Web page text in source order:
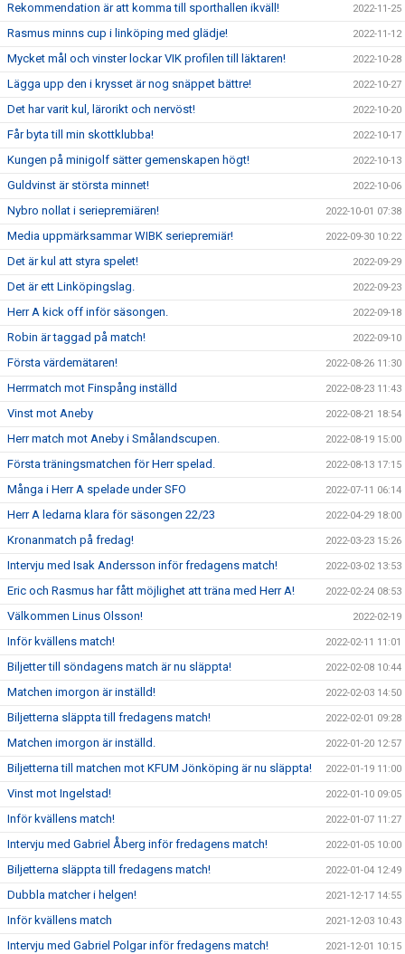
Rekommendation är att komma till sporthallen ikväll! 2022-11-25
Rasmus minns cup i linköping med glädje! 2022-11-12
Mycket mål och vinster lockar VIK profilen till läktaren! 2022-10-28
Lägga upp den i krysset är nog snäppet bättre! 2022-10-27
Det har varit kul, lärorikt och nervöst! 2022-10-20
Får byta till min skottklubba! 2022-10-17
Kungen på minigolf sätter gemenskapen högt! 2022-10-13
Guldvinst är största minnet! 2022-10-06
Nybro nollat i seriepremiären! 2022-10-01 07:38
Media uppmärksammar WIBK seriepremiär! 2022-09-30 10:22
Det är kul att styra spelet! 2022-09-29
Det är ett Linköpingslag. 2022-09-23
Herr A kick off inför säsongen. 2022-09-18
Robin är taggad på match! 2022-09-10
Första värdemätaren! 2022-08-26 11:30
Herrmatch mot Finspång inställd 2022-08-23 11:43
Vinst mot Aneby 2022-08-21 18:54
Herr match mot Aneby i Smålandscupen. 2022-08-19 15:00
Första träningsmatchen för Herr spelad. 2022-08-13 17:15
Många i Herr A spelade under SFO 2022-07-11 06:14
Herr A ledarna klara för säsongen 22/23 2022-04-29 18:00
Kronanmatch på fredag! 2022-03-23 15:26
Intervju med Isak Andersson inför fredagens match! 2022-03-02 13:53
Eric och Rasmus har fått möjlighet att träna med Herr A! 2022-02-24 08:53
Välkommen Linus Olsson! 2022-02-19
Inför kvällens match! 2022-02-11 11:01
Biljetter till söndagens match är nu släppta! 2022-02-08 10:44
Matchen imorgon är inställd! 2022-02-03 14:50
Biljetterna släppta till fredagens match! 2022-02-01 09:28
Matchen imorgon är inställd. 2022-01-20 12:57
Biljetterna till matchen mot KFUM Jönköping är nu släppta! 2022-01-19 11:00
Vinst mot Ingelstad! 2022-01-10 09:05
Inför kvällens match! 2022-01-07 11:27
Intervju med Gabriel Åberg inför fredagens match! 2022-01-05 10:00
Biljetterna släppta till fredagens match! 2022-01-04 12:49
Dubbla matcher i helgen! 2021-12-17 14:55
Inför kvällens match 2021-12-03 10:43
Intervju med Gabriel Polgar inför fredagens match! 2021-12-01 10:15